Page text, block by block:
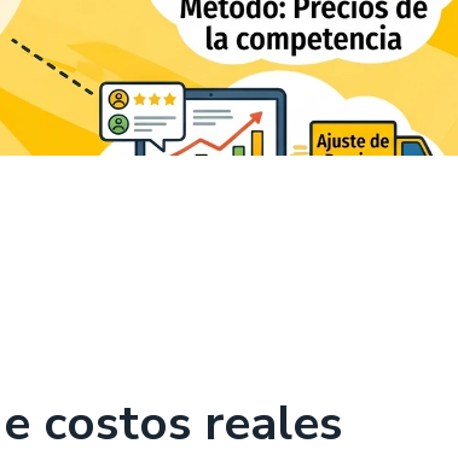
costos reales